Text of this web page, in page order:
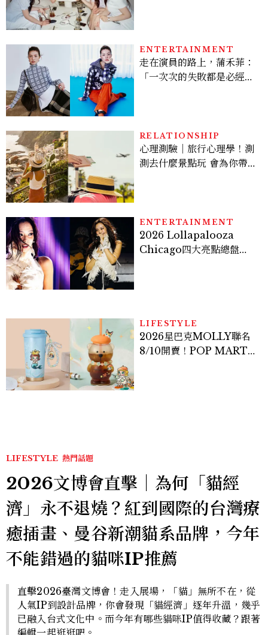
ENTERTAINMENT
走在演員的路上，蒲禾菲：
「一次次的失敗都是必經過
RELATIONSHIP
心理測驗｜旅行心理學！測
測去什麼景點玩 會為你帶來
ENTERTAINMENT
2026 Lollapalooza
Chicago四大亮點總盤
LIFESTYLE
2026星巴克MOLLY聯名
8/10開賣！POP MART 6
LIFESTYLE 熱門話題
2026文博會直擊｜為何「貓經
濟」永不退燒？紅到國際的台灣療
癒插畫、曼谷新潮貓系品牌，今年
不能錯過的貓咪IP推薦
直擊2026臺灣文博會！走入展場，「貓」無所不在，從
人氣IP到設計品牌，你會發現「貓經濟」逐年升溫，幾乎
已融入台式文化中。而今年有哪些貓咪IP值得收藏？跟著